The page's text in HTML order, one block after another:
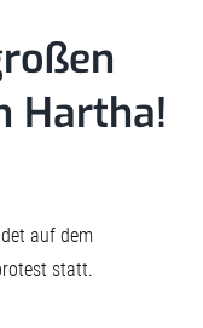
Hartha!
auf dem
statt.